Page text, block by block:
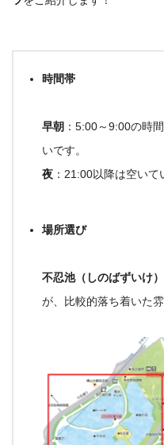
時間帯
早朝 ：5:00～9:00の時
いです。
夜 ：21:00以降は空いて
場所選び
不忍池（しのばずいけ
が、比較的落ち着いた雰